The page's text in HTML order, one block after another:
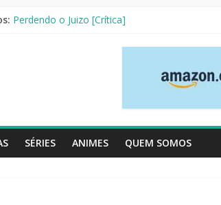
As Ovelhas Detetives [Crítica]
Slow Horses – 3ª Temporada [Crítica]
SÉRIES ANIMES QUEM SOMOS